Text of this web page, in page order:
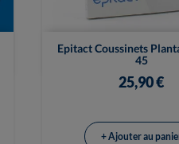
Epitact Coussinets
45
25,90 €
Vue
+ Ajouter au